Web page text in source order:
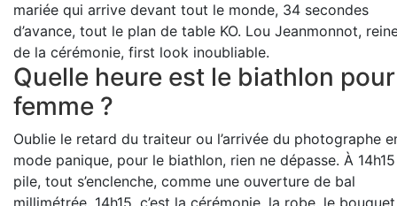
mariée qui arrive devant tout le monde, 34 secondes
d’avance, tout le plan de table KO. Lou Jeanmonnot,
de la cérémonie, first look inoubliable.
Quelle heure est le biathlon pour
femme ?
Oublie le retard du traiteur ou l’arrivée du photographe
mode panique, pour le biathlon, rien ne dépasse. À 14h15
pile, tout s’enclenche, comme une ouverture de bal